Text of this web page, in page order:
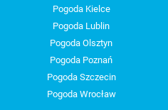
Pogoda Kielce
Pogoda Lublin
Pogoda Olsztyn
Pogoda Poznań
Pogoda Szczecin
Pogoda Wrocław